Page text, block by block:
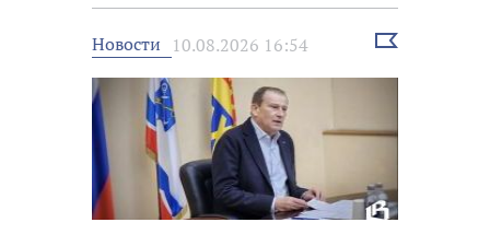
Новости 10.08.2026 16:54
Выбрать